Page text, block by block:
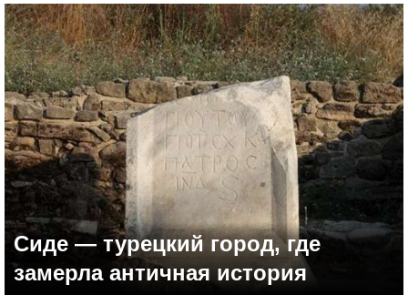
Сиде — турецкий город, где
замерла античная история